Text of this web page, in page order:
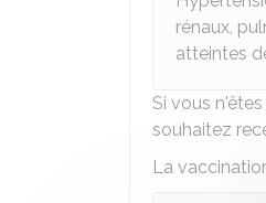
rénaux,
atteintes
Si vous
souhaitez
La